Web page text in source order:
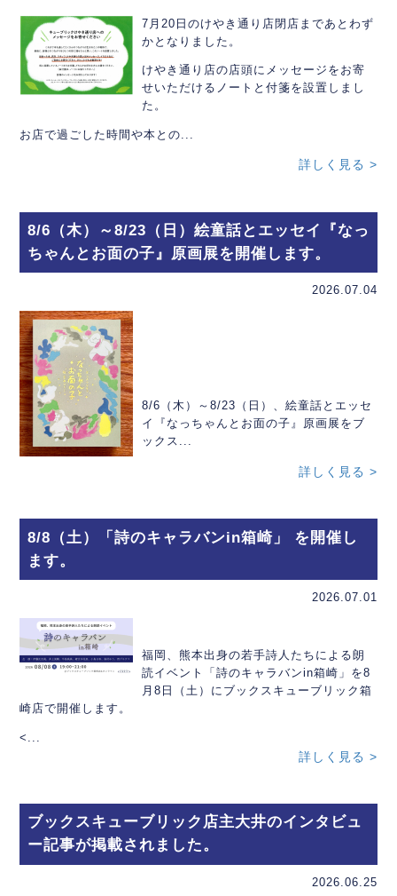
7月20日のけやき通り店閉店まであとわず
かとなりました。
けやき通り店の店頭にメッセージをお寄
せいただけるノートと付箋を設置しまし
た。
お店で過ごした時間や本との...
詳しく見る >
8/6（木）～8/23（日）絵童話とエッセイ『なっ
ちゃんとお面の子』原画展を開催します。
2026.07.04
8/6（木）～8/23（日）、絵童話とエッセ
イ『なっちゃんとお面の子』原画展をブ
ックス...
詳しく見る >
8/8（土）「詩のキャラバンin箱崎」 を開催し
ます。
2026.07.01
福岡、熊本出身の若手詩人たちによる朗
読イベント「詩のキャラバンin箱崎」を8
月8日（土）にブックスキューブリック箱
崎店で開催します。
<...
詳しく見る >
ブックスキューブリック店主大井のインタビュ
ー記事が掲載されました。
2026.06.25